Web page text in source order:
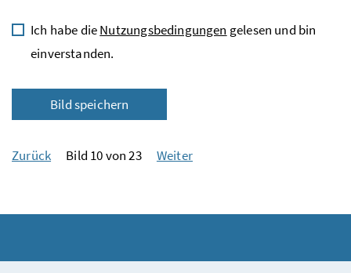
Ich habe dieNutzungsbedingungen gelesen und bin
einverstanden.
Bild speichern
Zurück Bild 10 von 23 Weiter